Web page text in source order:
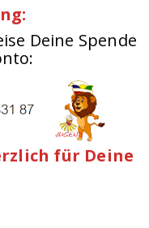
Deine Spende
für Deine